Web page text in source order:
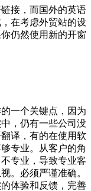
接，而国外的英语
在考虑外贸站的设
仍然使用新的开窗
一个关键点，因为
，仍有一些公司没
译，有的在使用软
专业。从客户的角
专业，导致专业客
。必须严谨准确。
体验和反馈，完善